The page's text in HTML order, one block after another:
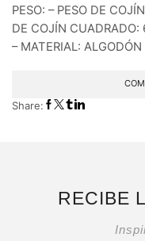
PESO: – PESO DE
DE COJÍN CUADRADO:
– MATERIAL: ALGODÓN
Share:
RECIBE